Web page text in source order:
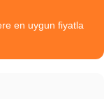
en uygun fiyatla